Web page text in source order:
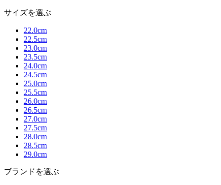
サイズを選ぶ
22.0cm
22.5cm
23.0cm
23.5cm
24.0cm
24.5cm
25.0cm
25.5cm
26.0cm
26.5cm
27.0cm
27.5cm
28.0cm
28.5cm
29.0cm
ブランドを選ぶ